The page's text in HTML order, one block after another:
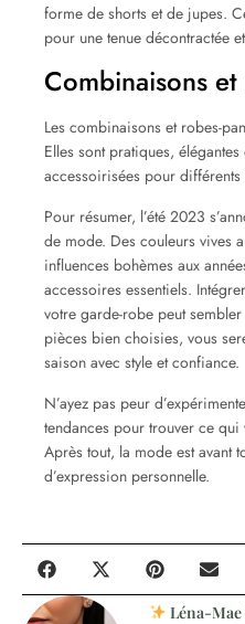
forme de shorts et de jupes.
pour une tenue décontractée
Combinaisons
Les combinaisons et robes-
Elles sont pratiques,
accessoirisées pour différents
Pour résumer, l’été 2023
de mode. Des couleurs vives
influences bohèmes aux
accessoires essentiels.
votre garde-robe peut
pièces bien choisies, vous
saison avec style et confiance.
N’ayez pas peur
tendances pour trouver ce
Après tout, la mode est avant
d’expression personnelle.
Léna-Mae